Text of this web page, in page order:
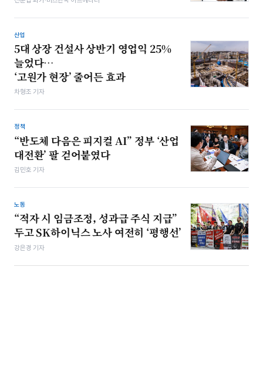
산업
5대 상장 건설사 상반기 영업익 25%
늘었다…
‘고원가 현장’ 줄어든 효과
차형조 기자
정책
“반도체 다음은 피지컬 AI” 정부 ‘산업
대전환’ 팔 걷어붙였다
김민호 기자
노동
“적자 시 임금조정, 성과급 주식 지급”
두고 SK하이닉스 노사 여전히 ‘평행선’
강은경 기자